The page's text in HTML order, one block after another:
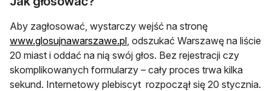
Aby zagłosować, wystarczy wejść na stronę
www.glosujnawarszawe.plotwiera się w nowej karcie
, odszukać Warszawę na liście
20 miast i oddać na nią swój głos. Bez rejestracji czy
skomplikowanych formularzy – cały proces trwa kilka
sekund. Internetowy plebiscyt rozpoczął się 20 stycznia.